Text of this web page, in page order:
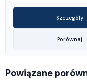
Szczegóły
Porównaj
Powiązane